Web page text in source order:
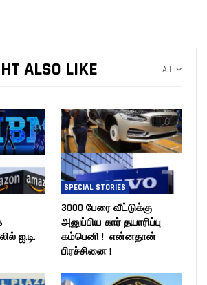
All
ALSO LIKE
ஐ.டி.
SPECIAL STORIES
3000 பேரை வீட்டுக்கு
அனுப்பிய கார் தயாரிப்பு
கம்பெனி ! என்னதான்
பிரச்சினை !